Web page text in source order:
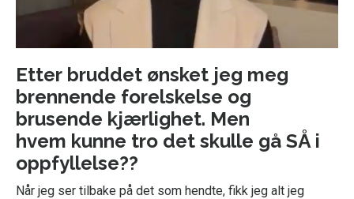
Etter bruddet ønsket jeg meg
brennende forelskelse og
brusende kjærlighet. Men
hvem kunne tro det skulle gå SÅ i
oppfyllelse??
Når jeg ser tilbake på det som hendte, fikk jeg alt jeg